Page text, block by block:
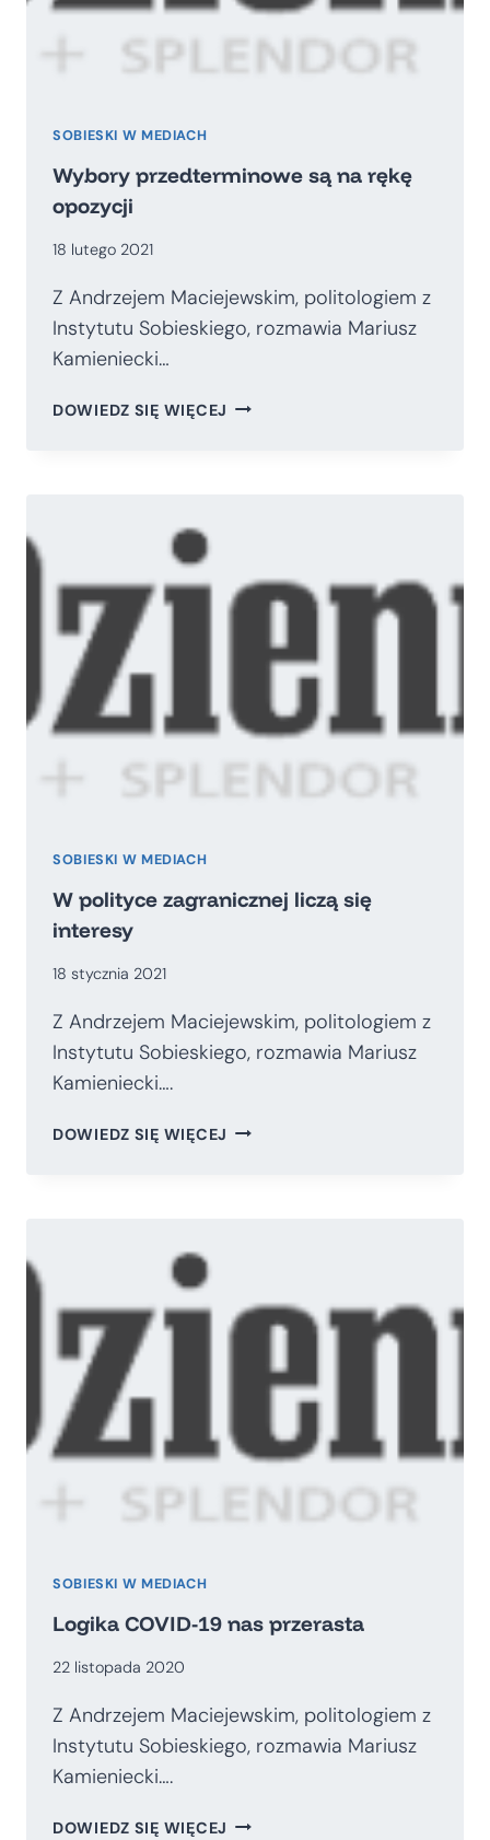
SOBIESKI W MEDIACH
Wybory przedterminowe są na rękę
opozycji
18 lutego 2021
Z Andrzejem Maciejewskim, politologiem z
Instytutu Sobieskiego, rozmawia Mariusz
Kamieniecki…
DOWIEDZ SIĘ WIĘCEJ WYBORY
SOBIESKI W MEDIACH
W polityce zagranicznej liczą się
interesy
18 stycznia 2021
Z Andrzejem Maciejewskim, politologiem z
Instytutu Sobieskiego, rozmawia Mariusz
Kamieniecki….
DOWIEDZ SIĘ WIĘCEJ W
SOBIESKI W MEDIACH
Logika COVID-19 nas przerasta
22 listopada 2020
Z Andrzejem Maciejewskim, politologiem z
Instytutu Sobieskiego, rozmawia Mariusz
Kamieniecki….
DOWIEDZ SIĘ WIĘCEJ LOGIKA